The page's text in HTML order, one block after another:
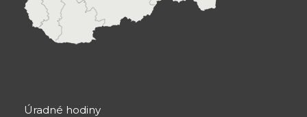
Úradné hodiny